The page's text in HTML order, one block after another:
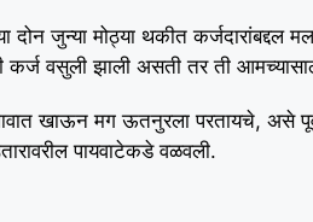
जुन्या मोठ्या थकीत कर्जदारांबद्दल
कर्ज वसुली झाली असती तर ती
खाऊन मग ऊतनुरला परतायचे, असे
पायवाटेकडे वळवली.